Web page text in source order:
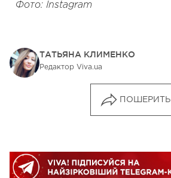
Фото: Instagram
ТАТЬЯНА КЛИМЕНКО
Редактор Viva.ua
ПОШЕРИТЬ